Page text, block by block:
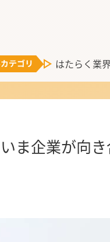
はたらく業界
ま企業が向